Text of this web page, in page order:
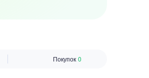
Покупок 0